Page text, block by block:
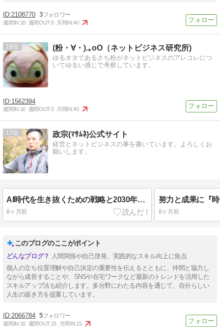
2108770 3
週間IN:10 週間OUT:0 月間IN:40
16 (粉・∀・).｡oO（ネットビジネス研究所)
ゆるオタであるさち粉がネットビジネスのアレコレにつ
いてゆるい感じで考察しています。
1562394
週間IN:10 週間OUT:0 月間IN:40
17 政宗(ﾏｻﾑﾈ)公式サイト
経営とネットビジネスの事を書いています。よろしくお
願いします。
AI時代を生き抜くための戦略と2030年までの計画とは！？
8ヶ月前 8ヶ月前
このブログのここがポイント
人間関係や自己啓発、実践的なスキル向上に焦点
個人の立ち位置理解や自己決定の重要性を伝えるとともに、仲間と協力し
ながら成長することや、SNSや在宅ワークなど最新のトレンドを活用した
スキルアップ法も紹介します。多分野にわたる内容を通じて、自分らしい
人生の築き方を提案しています。
2066784 5
週間IN:10 週間OUT:15 月間IN:15